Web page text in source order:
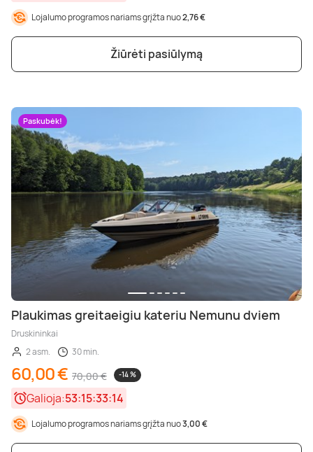
Lojalumo programos nariams grįžta nuo2,76 €
Žiūrėti pasiūlymą
Paskubėk!
Plaukimas greitaeigiu kateriu Nemunu dviem
Druskininkai
2 asm.
30 min.
60,00 € 70,00 € -14 %
Galioja:53:15:33:13
Lojalumo programos nariams grįžta nuo3,00 €